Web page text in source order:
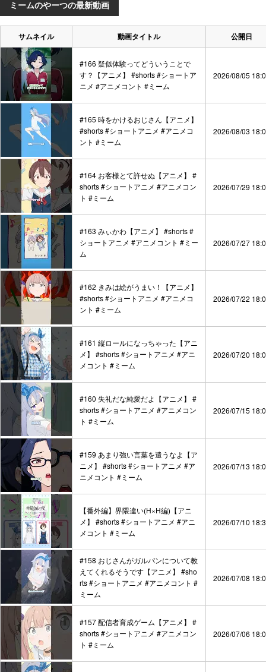
ミームのやーつの最新動画
サムネイル 動画タイトル 公開日
#166 疑似体験ってどういうことで
す？【アニメ】 #shorts #ショートア
ニメ #アニメコント #ミーム
2026/08/05
#165 時をかけるおじさん【アニメ】
#shorts #ショートアニメ #アニメコ
ント #ミーム
2026/08/03
#164 お客様とて許せぬ【アニメ】 #
shorts #ショートアニメ #アニメコン
ト #ミーム
2026/07/29
#163 みぃかわ【アニメ】 #shorts #
ショートアニメ #アニメコント #ミー
ム
2026/07/27
#162 きみは絵がうまい！【アニメ】
#shorts #ショートアニメ #アニメコ
ント #ミーム
2026/07/22
#161 縦ロールになっちゃった【アニ
メ】 #shorts #ショートアニメ #アニ
メコント #ミーム
2026/07/20
#160 失礼だな純愛だよ【アニメ】 #
shorts #ショートアニメ #アニメコン
ト #ミーム
2026/07/15
#159 あまり強い言葉を遣うなよ【ア
ニメ】 #shorts #ショートアニメ #ア
ニメコント #ミーム
2026/07/13
【番外編】界隈違い(H×H編)【アニ
メ】 #shorts #ショートアニメ #アニ
メコント #ミーム
2026/07/10
#158 おじさんがガルパンについて教
えてくれるそうです【アニメ】 #sho
rts #ショートアニメ #アニメコント #
ミーム
2026/07/08
#157 配信者育成ゲーム【アニメ】 #
shorts #ショートアニメ #アニメコン
ト #ミーム
2026/07/06